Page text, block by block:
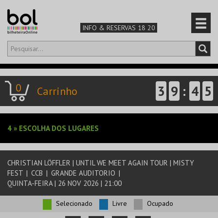
INFO & RESERVAS 18 20
Olá,iniciar sessão
CARRINHO 0
TEATRO & ARTE
FAMÍLIA
DESPORTO & AVENTURA
0 Carrinho 3 9 : 4 5
4 » ESCOLHA DOS LUGARES
CHRISTIAN LÖFFLER | UNTIL WE MEET AGAIN TOUR | MISTY
FEST | CCB | GRANDE AUDITORIO |
QUINTA-FEIRA | 26 NOV 2026 | 21:00
Selecionado Livre Ocupado